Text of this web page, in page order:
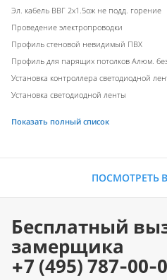
Эл. кабель ВВГ 2х1.5ож не подд. горение
Проведение электропроводки
Профиль стеновой невидимый ПВХ
Профиль для парящих потолков Алюм.
Установка контроллера светодиодной
Установка светодиодной ленты
Показать полный список
ПОСМОТРЕТЬ
Бесплатный
замерщика
+7 (495) 787-00-